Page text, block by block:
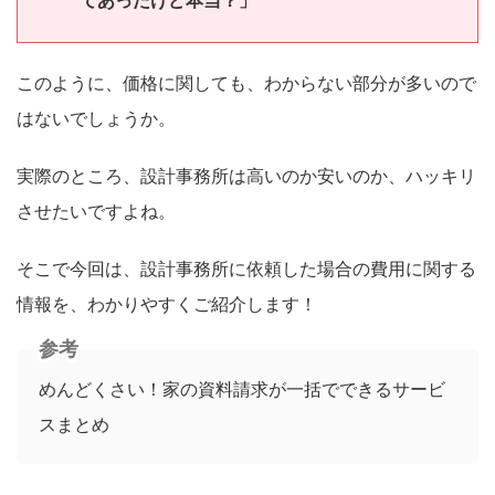
このように、価格に関しても、わからない部分が多いので
はないでしょうか。
実際のところ、設計事務所は高いのか安いのか、ハッキリ
させたいですよね。
そこで今回は、設計事務所に依頼した場合の費用に関する
情報を、わかりやすくご紹介します！
参考
めんどくさい！家の資料請求が一括でできるサービ
スまとめ